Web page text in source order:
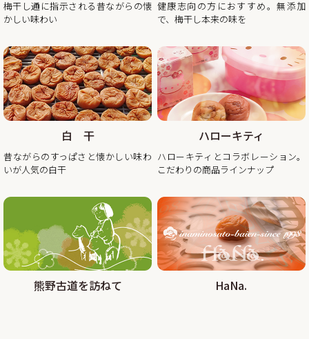
休業日後は、大変混雑が予想されますのであらかじめのご注
2025/11/10
秋・冬の梅干しお買い得企画を開催！2025年最終セール
この度、ご家庭用梅干1kg×2個セットが大変お得にお買い求
めいただけるお買い得企画を開催します。また、期間中当企
画の商品をご購入いただいたお客様全員に「金山寺味噌」も
昨年の100年に1度の梅の大凶作に続き、和歌山県全体で今年
の4月に降った雹（ひょう）被害により、2年連続の梅の大凶
中でも天災にも負けず強く育った梅を皆さまの元へお届けし
たい、そんな想いから秋冬のお買い得企画を開催させていた
2025/08/29
大好評!!夏の紀州南高梅お買い得企画を9月30日まで延長しま
梅干し通に指示される昔ながらの懐
かしい味わい
健康志向の方におすすめ。無添加
で、梅干し本来の味を
白 干
昔ながらのすっぱさと懐かしい味わ
いが人気の白干
ハローキティ
ハローキティとコラボレーション。
こだわりの商品ラインナップ
熊野古道を訪ねて HaNa.